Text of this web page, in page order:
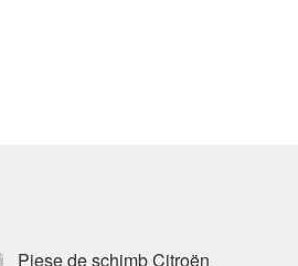
Piese de schimb Citroën